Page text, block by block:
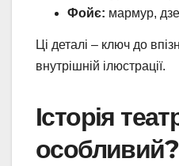
Фойє: мармур,
Ці деталі – ключ до
внутрішній ілюстрації.
Історія
особливий?